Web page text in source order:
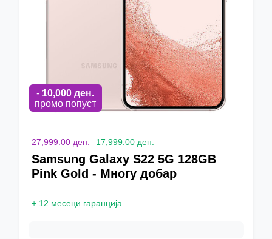
- 10,000 ден.
промо попуст
27,999.00 ден. 17,999.00 ден.
Samsung Galaxy S22 5G 128GB
Pink Gold - Многу добар
+ 12 месеци гаранција